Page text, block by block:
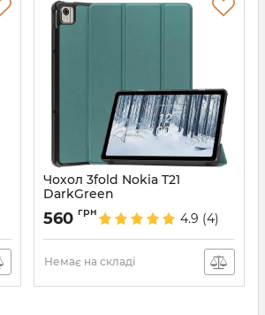
Чохол 3fold Nokia T21
DarkGreen
Артикул:6873
560 грн 4.9 (4)
Немає на складі